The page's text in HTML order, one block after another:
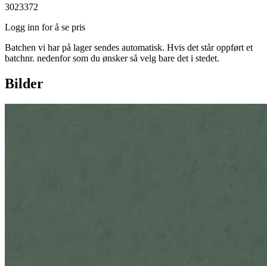
3023372
Logg inn for å se pris
Batchen vi har på lager sendes automatisk. Hvis det står oppført et
batchnr. nedenfor som du ønsker så velg bare det i stedet.
Bilder